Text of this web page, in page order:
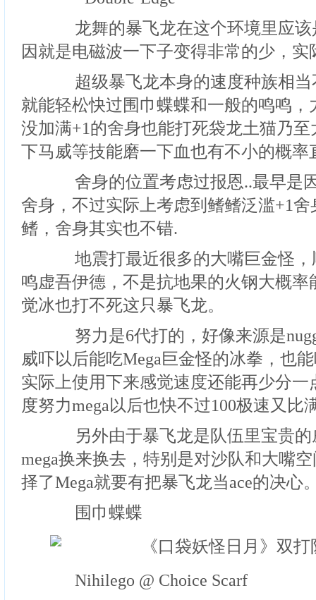
龙舞的暴飞龙在这个环境里应该
因就是电磁波一下子变得非常的少，
超级暴飞龙本身的速度种族相当
就能轻松快过围巾蝶蝶和一般的鸣鸣，
没加满+1的舍身也能打死袋龙土猫乃
下马威等技能磨一下血也有不小的概率
舍身的位置考虑过报恩..最早是
舍身，不过实际上考虑到鳍鳍泛滥+1
鳍，舍身其实也不错.
地震打最近很多的大嘴巨金怪，
鸣虚吾伊德，不是抗地果的火钢大概率
觉冰也打不死这只暴飞龙。
努力是6代打的，好像来源是
威吓以后能吃Mega巨金怪的冰拳，也
实际上使用下来感觉速度还能再少分一
度努力mega以后也快不过100极速又比
另外由于暴飞龙是队伍里宝贵的
mega换来换去，特别是对沙队和大嘴
择了Mega就要有把暴飞龙当ace的决心
围巾蝶蝶
Nihilego @ Choice Scarf